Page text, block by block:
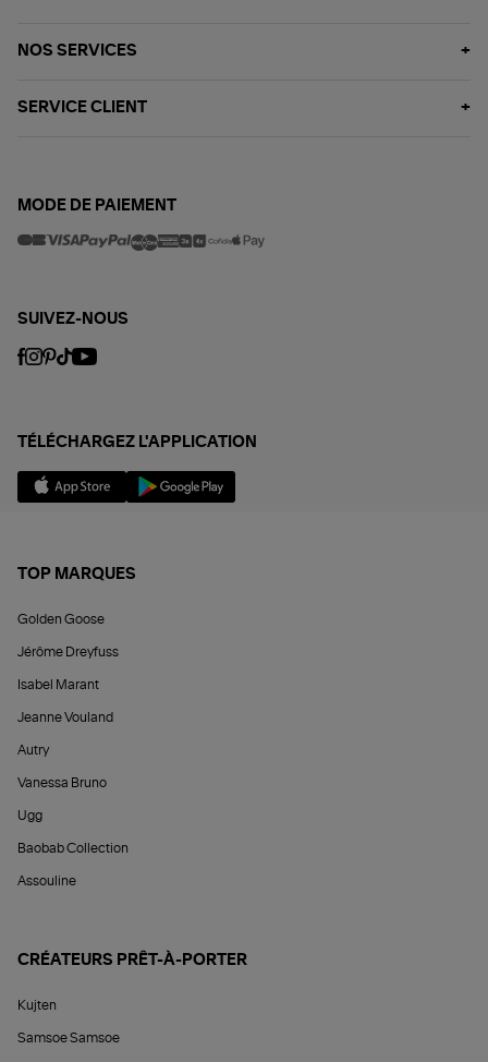
NOS SERVICES
SERVICE CLIENT
MODE DE PAIEMENT
SUIVEZ-NOUS
TÉLÉCHARGEZ L'APPLICATION
TOP MARQUES
Golden Goose
Jérôme Dreyfuss
Isabel Marant
Jeanne Vouland
Autry
Vanessa Bruno
Ugg
Baobab Collection
Assouline
CRÉATEURS PRÊT-À-PORTER
Kujten
Samsoe Samsoe